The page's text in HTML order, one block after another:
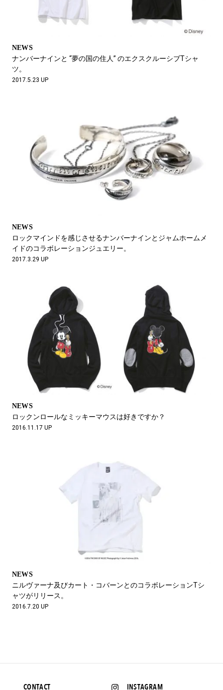
NEWS
ナンバーナインと “夢の国の住人” のエクスクルーシブTシャ
ツ。
2017.5.23 UP
NEWS
ロックマインドを感じさせるナンバーナインとジャムホームメ
イドのコラボレーションジュエリー。
2017.3.29 UP
NEWS
ロックンロールなミッキーマウスは好きですか？
2016.11.17 UP
NEWS
ニルヴァーナ及びカート・コバーンとのコラボレーションTシ
ャツがリリース。
2016.7.20 UP
INSTAGRAM
CONTACT